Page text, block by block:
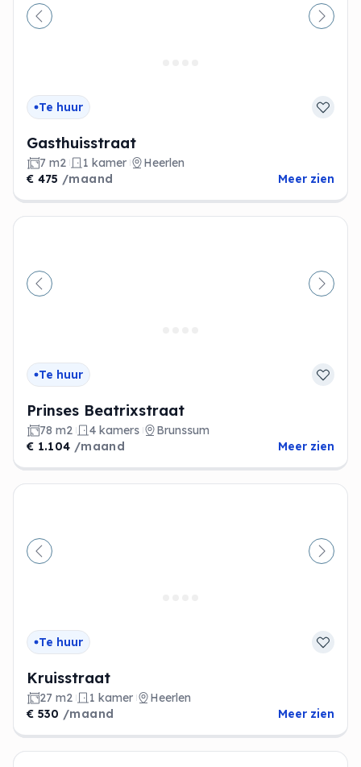
Vorige
Te huur
Gasthuisstraat
7 m2 1 kamer
Heerlen
€ 475 /maand Meer zien
Vorige
Te huur
Prinses Beatrixstraat
78 m2 4 kamers
Brunssum
€ 1.104 /maand Meer zien
Vorige
Te huur
Kruisstraat
27 m2 1 kamer
Heerlen
€ 530 /maand Meer zien